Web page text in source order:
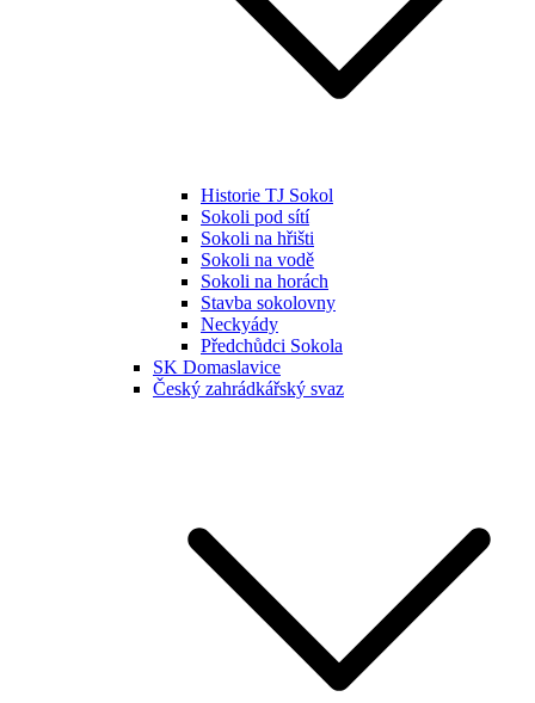
Historie TJ Sokol
Sokoli pod sítí
Sokoli na hřišti
Sokoli na vodě
Sokoli na horách
Stavba sokolovny
Neckyády
Předchůdci Sokola
SK Domaslavice
Český zahrádkářský svaz